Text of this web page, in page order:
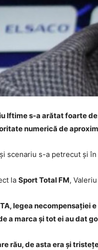
Iftime s-a arătat foarte
numerică de
scenariu s-a petrecut și
la Sport Total FM,
legea necompensației
a marca și tot ei au dat
rău, de asta era și